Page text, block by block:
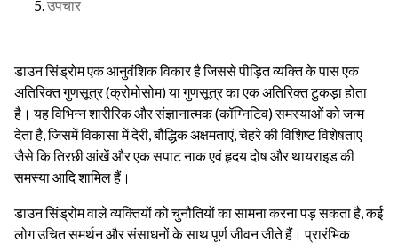
उपचार
डाउन सिंड्रोम एक आनुवंशिक विकार है जिससे पीड़ित व्यक्ति के पास एक
अतिरिक्त गुणसूत्र (क्रोमोसोम) या गुणसूत्र का एक अतिरिक्त टुकड़ा होता
है। यह विभिन्न शारीरिक और संज्ञानात्मक (कॉग्निटिव) समस्याओं को जन्म
देता है, जिसमें विकासा में देरी, बौद्धिक अक्षमताएं, चेहरे की विशिष्ट विशेषताएं
जैसे कि तिरछी आंखें और एक सपाट नाक एवं हृदय दोष और थायराइड की
समस्या आदि शामिल हैं।
डाउन सिंड्रोम वाले व्यक्तियों को चुनौतियों का सामना करना पड़ सकता है, कई
लोग उचित समर्थन और संसाधनों के साथ पूर्ण जीवन जीते हैं। प्रारंभिक